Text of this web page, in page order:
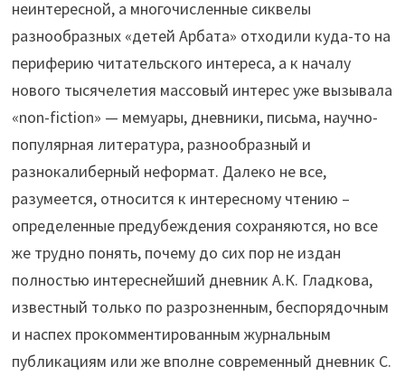
неинтересной, а многочисленные сиквелы
разнообразных «детей Арбата» отходили куда-то на
периферию читательского интереса, а к началу
нового тысячелетия массовый интерес уже вызывала
«non-fiction» — мемуары, дневники, письма, научно-
популярная литература, разнообразный и
разнокалиберный неформат. Далеко не все,
разумеется, относится к интересному чтению –
определенные предубеждения сохраняются, но все
же трудно понять, почему до сих пор не издан
полностью интереснейший дневник А.К. Гладкова,
известный только по разрозненным, беспорядочным
и наспех прокомментированным журнальным
публикациям или же вполне современный дневник С.